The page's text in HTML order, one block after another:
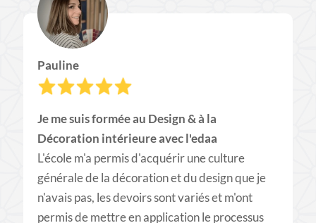
Pauline
Je me suis formée au Design & à la
Décoration intérieure avec l'edaa
L'école m'a permis d'acquérir une culture
générale de la décoration et du design que je
n'avais pas, les devoirs sont variés et m'ont
permis de mettre en application le processus